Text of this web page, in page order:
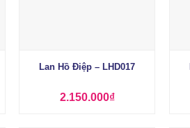
Lan Hồ Điệp – LHD017
2.150.000₫